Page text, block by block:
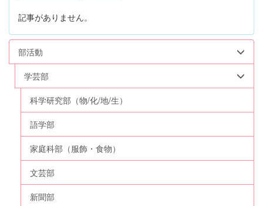
記事がありません。
部活動
学芸部
科学研究部（物/化/地/生）
語学部
家庭科部（服飾・食物）
文芸部
新聞部